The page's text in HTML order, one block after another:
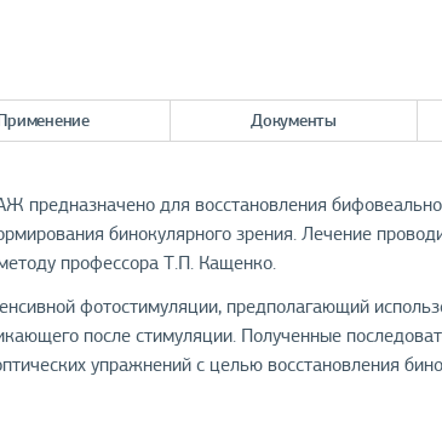
Документы
предназначено для восстановления
бинокулярного зрения. Лечение
профессора Т.П. Кащенко.
фотостимуляции, предполагающий
после стимуляции. Полученные
упражнений с целью восстановления